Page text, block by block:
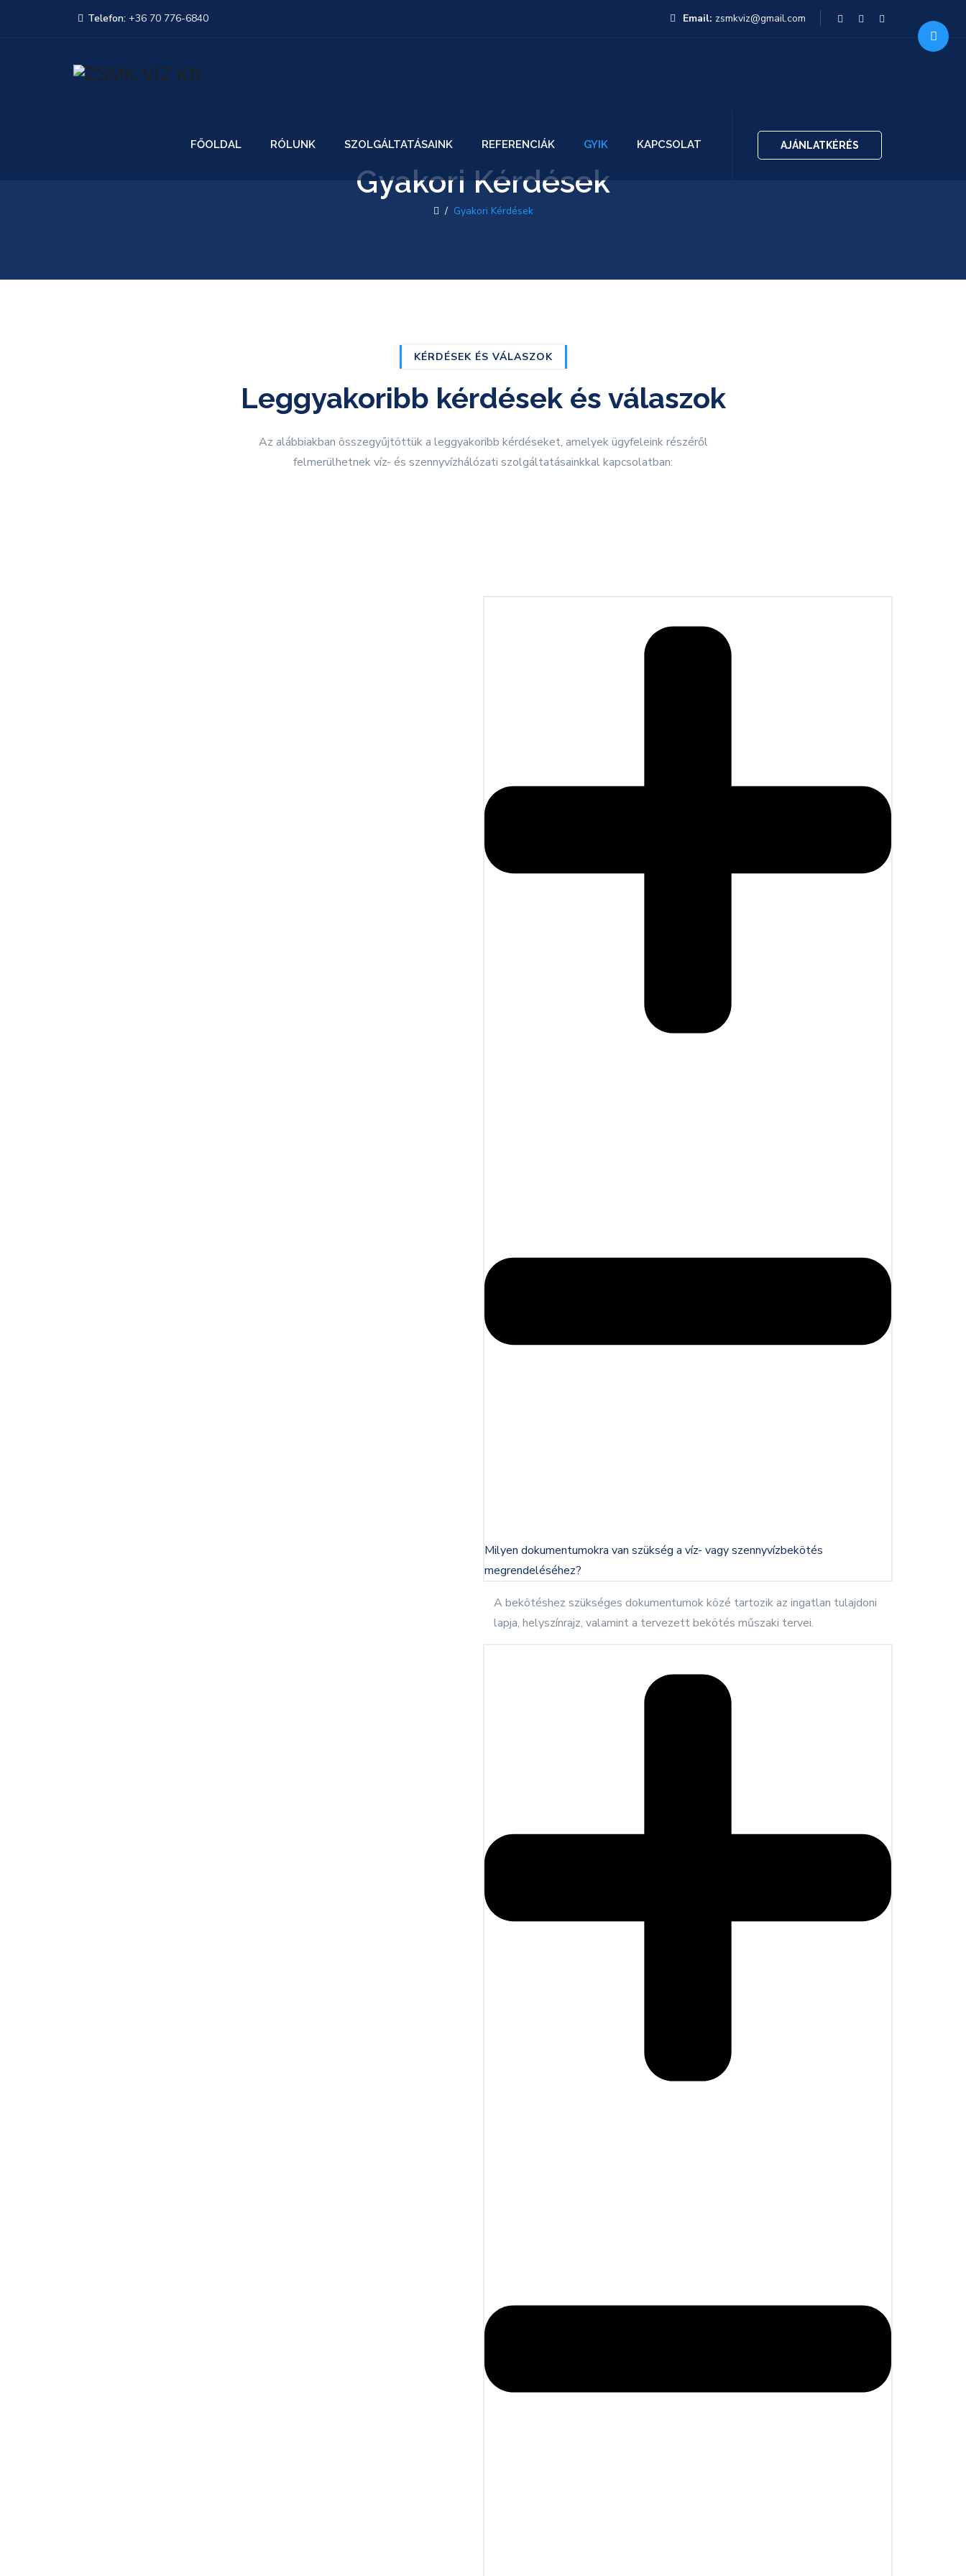
Telefon: +36 70 776-6840 Email: zsmkviz@gmail.com
AJÁNLATKÉRÉS
FŐOLDAL RÓLUNK SZOLGÁLTATÁSAINK REFERENCIÁK GYIK KAPCSOLAT
Gyakori Kérdések
/ Gyakori Kérdések
KÉRDÉSEK ÉS VÁLASZOK
Leggyakoribb kérdések és válaszok
Az alábbiakban összegyűjtöttük a leggyakoribb kérdéseket, amelyek ügyfeleink részéről
felmerülhetnek víz- és szennyvízhálózati szolgáltatásainkkal kapcsolatban:
Milyen dokumentumokra van szükség a víz- vagy szennyvízbekötés
megrendeléséhez?
A bekötéshez szükséges dokumentumok közé tartozik az ingatlan tulajdoni
lapja, helyszínrajz, valamint a tervezett bekötés műszaki tervei.